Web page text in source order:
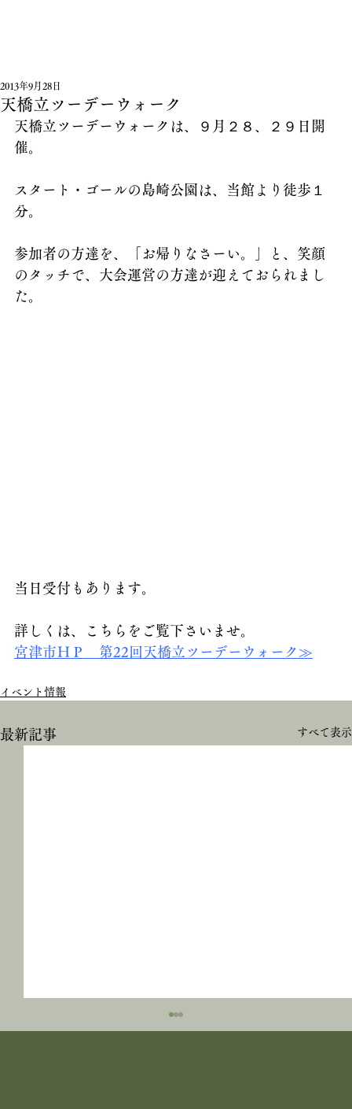
天橋立ツーデーウォーク
2013年9月28日
天橋立ツーデーウォークは、９月２８、２９日開
催。
スタート・ゴールの島崎公園は、当館より徒歩１
分。
参加者の方達を、「お帰りなさーい。」と、笑顔
のタッチで、大会運営の方達が迎えておられまし
た。
当日受付もあります。
詳しくは、こちらをご覧下さいませ。
宮津市ＨＰ　第22回天橋立ツーデーウォーク≫
イベント情報
最新記事 すべて表示